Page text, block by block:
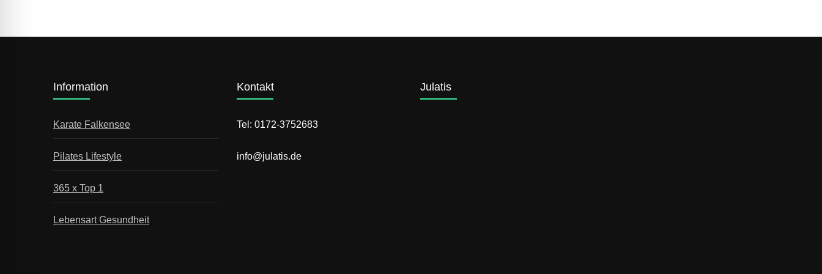
Information
Karate Falkensee
Pilates Lifestyle
365 x Top 1
Lebensart Gesundheit
Kontakt
Tel: 0172-3752683
info@julatis.de
Julatis